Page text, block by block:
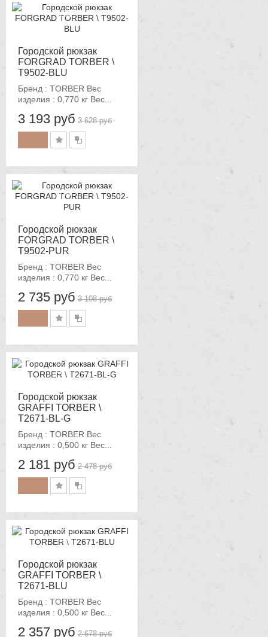
Городской рюкзак
FORGRAD TORBER \
T9502-BLU
Бренд : TORBER Вес
изделия : 0,770 кг Вес...
3 193 руб
-12%
3 628 руб
Городской рюкзак
FORGRAD TORBER \
T9502-PUR
Бренд : TORBER Вес
изделия : 0,770 кг Вес...
2 735 руб
-12%
3 108 руб
Городской рюкзак
GRAFFI TORBER \
T2671-BL-G
Бренд : TORBER Вес
изделия : 0,500 кг Вес...
2 181 руб
-12%
2 478 руб
Городской рюкзак
GRAFFI TORBER \
T2671-BLU
Бренд : TORBER Вес
изделия : 0,500 кг Вес...
2 357 руб
-12%
2 678 руб